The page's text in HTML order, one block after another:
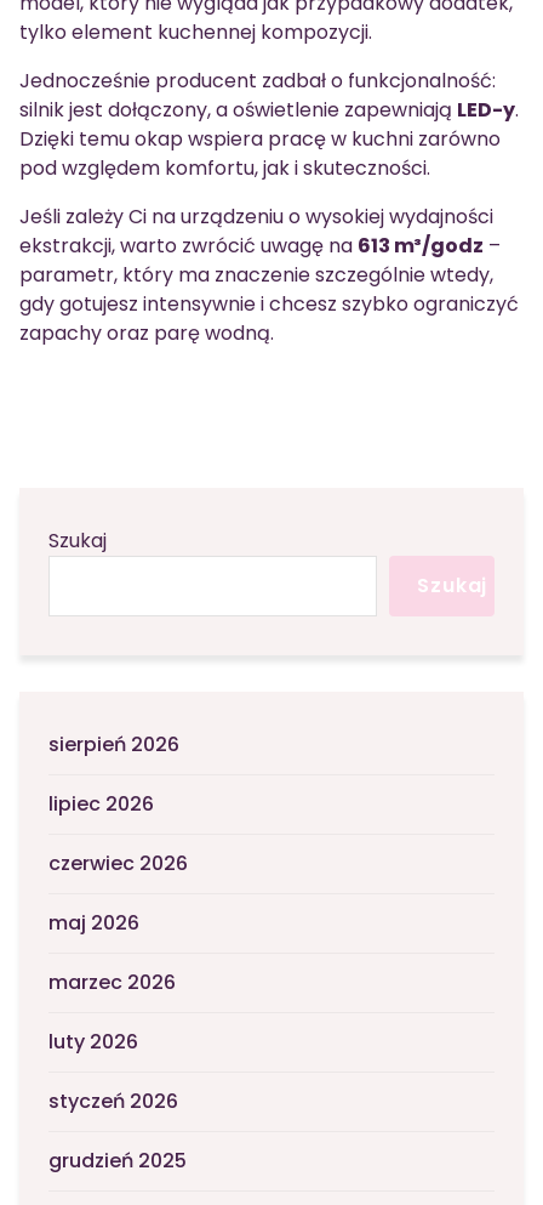
tylko element kuchennej kompozycji.
Jednocześnie producent zadbał o funkcjonalność:
silnik jest dołączony, a oświetlenie zapewniają LED-y.
Dzięki temu okap wspiera pracę w kuchni zarówno
pod względem komfortu, jak i skuteczności.
Jeśli zależy Ci na urządzeniu o wysokiej wydajności
ekstrakcji, warto zwrócić uwagę na 613 m³/godz –
parametr, który ma znaczenie szczególnie wtedy,
gdy gotujesz intensywnie i chcesz szybko ograniczyć
zapachy oraz parę wodną.
Szukaj
Szukaj
sierpień 2026
lipiec 2026
czerwiec 2026
maj 2026
marzec 2026
luty 2026
styczeń 2026
grudzień 2025